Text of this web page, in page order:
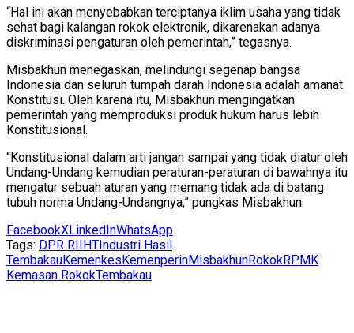
“Hal ini akan menyebabkan terciptanya iklim usaha yang tidak
sehat bagi kalangan rokok elektronik, dikarenakan adanya
diskriminasi pengaturan oleh pemerintah,” tegasnya.
Misbakhun menegaskan, melindungi segenap bangsa
Indonesia dan seluruh tumpah darah Indonesia adalah amanat
Konstitusi. Oleh karena itu, Misbakhun mengingatkan
pemerintah yang memproduksi produk hukum harus lebih
Konstitusional.
“Konstitusional dalam arti jangan sampai yang tidak diatur oleh
Undang-Undang kemudian peraturan-peraturan di bawahnya itu
mengatur sebuah aturan yang memang tidak ada di batang
tubuh norma Undang-Undangnya,” pungkas Misbakhun.
FacebookXLinkedInWhatsApp
Tags: DPR RIIHTIndustri Hasil
TembakauKemenkesKemenperinMisbakhunRokokRPMK
Kemasan RokokTembakau